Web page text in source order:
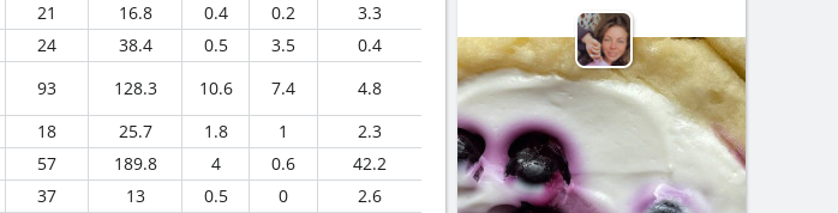
21 16.8 0.4 0.2
3.3
24 38.4 0.5 3.5
0.4
93 128.3 10.6 7.4
4.8
18 25.7 1.8 1
2.3
57 189.8 4 0.6
42.2
37 13 0.5 0
2.6